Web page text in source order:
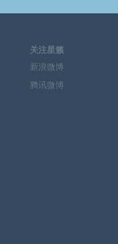
关注星籁
新浪微博
腾讯微博